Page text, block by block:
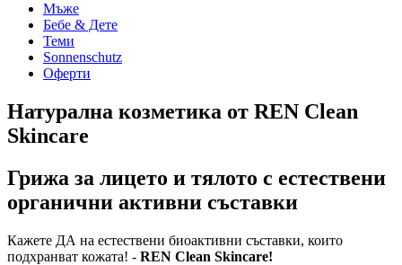
Мъже
Бебе & Дете
Теми
Sonnenschutz
Оферти
Натурална козметика от REN Clean
Skincare
Грижа за лицето и тялото с естествени
органични активни съставки
Кажете ДА на естествени биоактивни съставки, които
подхранват кожата! - REN Clean Skincare!